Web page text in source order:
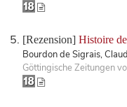
[Rezension] Histoire
Bourdon de Sigrais,
Göttingische Zeitungen